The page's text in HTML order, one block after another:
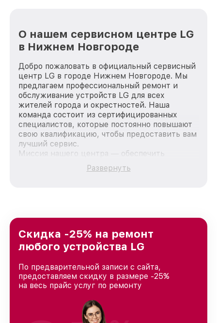
О нашем сервисном центре LG
в Нижнем Новгороде
Добро пожаловать в официальный сервисный
центр LG в городе Нижнем Новгороде. Мы
предлагаем профессиональный ремонт и
обслуживание устройств LG для всех
жителей города и окрестностей. Наша
команда состоит из сертифицированных
специалистов, которые постоянно повышают
свою квалификацию, чтобы предоставить вам
лучший сервис.
Миссия нашего центра — обеспечить
качественный и доступный ремонт для
каждого пользователя продукции LG, вне
Нижнем Новгороде, постоянно повышая
уровень доверия и лояльности наших
клиентов.
Развернуть
Скидка -25% на ремонт
любого устройства LG
По предварительной записи с сайта,
предоставляем скидку в размере -25%
на весь прайс услуг по ремонту